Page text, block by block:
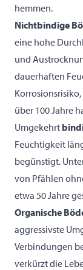
hemmen.
Nichtbindige
eine hohe
und
dauerhaften
über 100 Jahre
Umgekehrt
Feuchtigkeit
begünstigt.
von Pfählen
etwa 50 Jahre
Organische
aggressivste
Verbindungen
verkürzt die